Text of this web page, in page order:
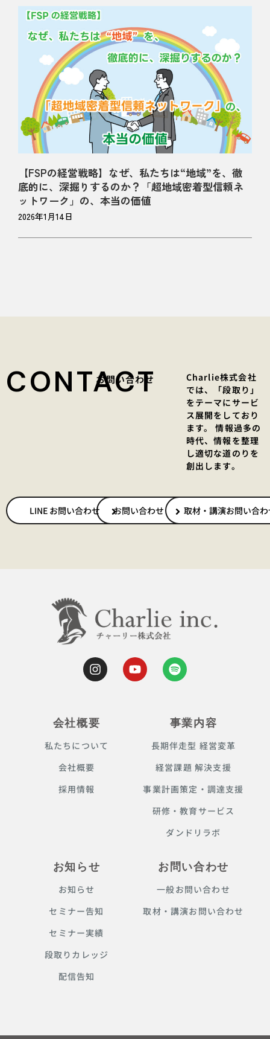
【FSPの経営戦略】なぜ、私たちは“地域”を、徹
底的に、深掘りするのか？「超地域密着型信頼ネ
ットワーク」の、本当の価値
2026年1月14日
CONTACT
お問い合わせ
Charlie株式会社
では、「段取り」
をテーマにサービ
ス展開をしており
ます。 情報過多の
時代、情報を整理
し適切な道のりを
創出します。
LINE お問い合わせ お問い合わせ 取材・講演お問い合
会社概要
私たちについて
会社概要
採用情報
事業内容
長期伴走型 経営変革
経営課題 解決支援
事業計画策定・調達支援
研修・教育サービス
ダンドリラボ
お知らせ
お知らせ
セミナー告知
セミナー実績
段取りカレッジ
配信告知
お問い合わせ
一般お問い合わせ
取材・講演お問い合わせ